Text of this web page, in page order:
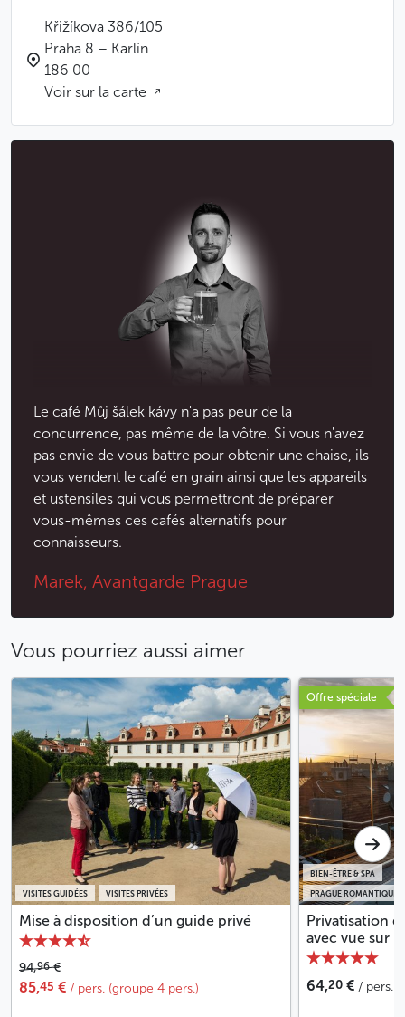
Křižíkova 386/105
Praha 8 – Karlín
186 00
Voir sur la carte
Le café Můj šálek kávy n'a pas peur de la
concurrence, pas même de la vôtre. Si vous n'avez
pas envie de vous battre pour obtenir une chaise, ils
vous vendent le café en grain ainsi que les appareils
et ustensiles qui vous permettront de préparer
vous-mêmes ces cafés alternatifs pour
connaisseurs.
Marek, Avantgarde Prague
Vous pourriez aussi aimer
VISITES GUIDÉES VISITES PRIVÉES
Mise à disposition d’un guide privé
94,96€
85,45 € / pers. (groupe 4 pers.)
Offre spéciale
PRAGUE ROMANTIQUE
BIEN-ÊTRE & SPA
Privatisation
avec vue sur
64,20 € / pers.